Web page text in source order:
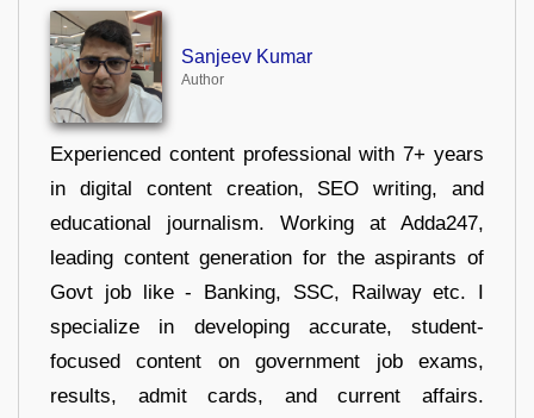
Sanjeev Kumar
Author
Experienced content professional with 7+ years
in digital content creation, SEO writing, and
educational journalism. Working at Adda247,
leading content generation for the aspirants of
Govt job like - Banking, SSC, Railway etc. I
specialize in developing accurate, student-
focused content on government job exams,
results, admit cards, and current affairs.